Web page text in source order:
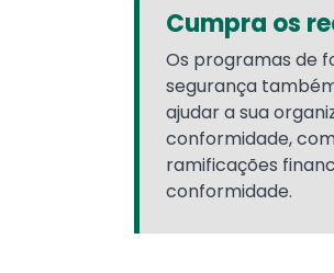
Cumpra os
Os programas de
segurança
ajudar a sua
conformidade,
ramificações
conformidade.